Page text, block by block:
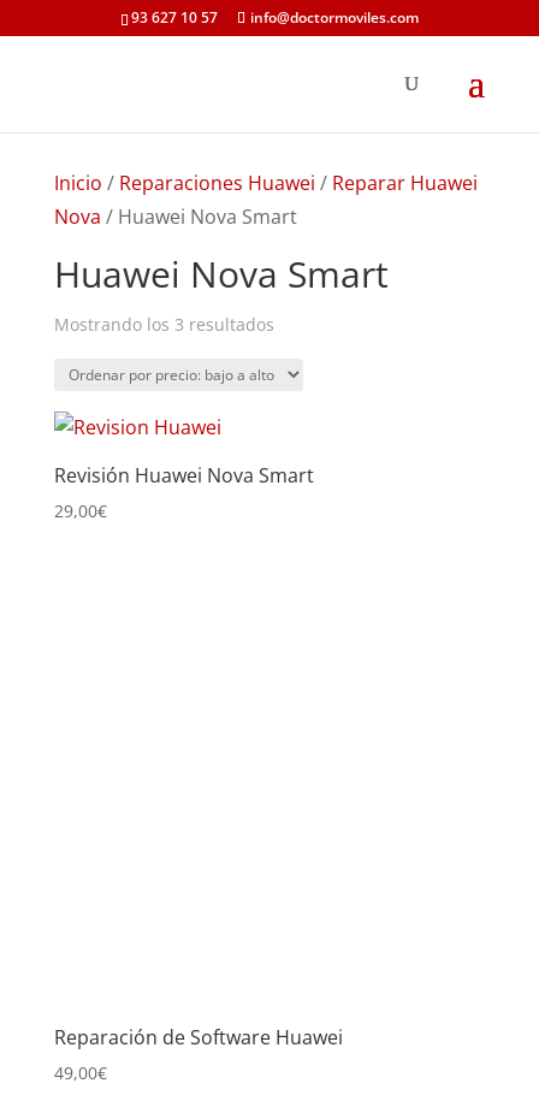
93 627 10 57 info@doctormoviles.com
Inicio / Reparaciones Huawei / Reparar Huawei
Nova / Huawei Nova Smart
Huawei Nova Smart
Mostrando los 3 resultadosOrdenado
Revisión Huawei Nova Smart
29,00€
Reparación de Software Huawei
49,00€